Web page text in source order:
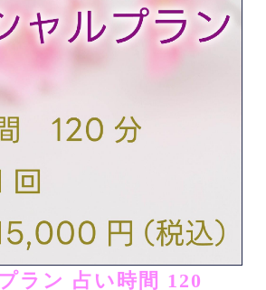
ラン 占い時間 120